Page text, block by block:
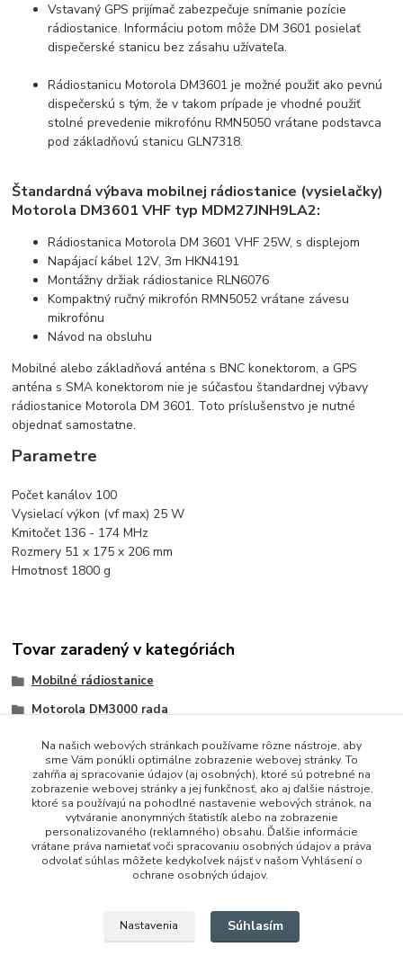
Vstavaný GPS prijímač zabezpečuje snímanie pozície
rádiostanice. Informáciu potom môže DM 3601 posielať
dispečerské stanicu bez zásahu užívateľa.
Rádiostanicu Motorola DM3601 je možné použiť ako pevnú
dispečerskú s tým, že v takom prípade je vhodné použiť
stolné prevedenie mikrofónu RMN5050 vrátane podstavca
pod základňovú stanicu GLN7318.
Štandardná výbava mobilnej rádiostanice (vysielačky)
Motorola DM3601 VHF typ MDM27JNH9LA2:
Rádiostanica Motorola DM 3601 VHF 25W, s displejom
Napájací kábel 12V, 3m HKN4191
Montážny držiak rádiostanice RLN6076
Kompaktný ručný mikrofón RMN5052 vrátane závesu
mikrofónu
Návod na obsluhu
Mobilné alebo základňová anténa s BNC konektorom, a GPS
anténa s SMA konektorom nie je súčasťou štandardnej výbavy
rádiostanice Motorola DM 3601. Toto príslušenstvo je nutné
objednať samostatne.
Parametre
Počet kanálov 100
Vysielací výkon (vf max) 25 W
Kmitočet 136 - 174 MHz
Rozmery 51 x 175 x 206 mm
Hmotnosť 1800 g
Tovar zaradený v kategóriách
Mobilné rádiostanice
Motorola DM3000 rada
+421 948 229 224
Na našich webových stránkach používame rôzne nástroje, aby
sme Vám ponúkli optimálne zobrazenie webovej stránky. To
zahŕňa aj spracovanie údajov (aj osobných), ktoré sú potrebné na
zobrazenie webovej stránky a jej funkčnosť, ako aj ďalšie nástroje,
ktoré sa používajú na pohodlné nastavenie webových stránok, na
vytváranie anonymných štatistík alebo na zobrazenie
personalizovaného (reklamného) obsahu. Ďalšie informácie
vrátane práva namietať voči spracovaniu osobných údajov a práva
odvolať súhlas môžete kedykoľvek nájsť v našom Vyhlásení o
ochrane osobných údajov.
Nastavenia Súhlasím